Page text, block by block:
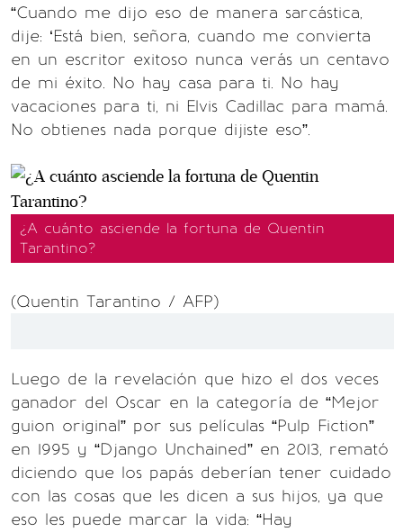
“Cuando me dijo eso de manera sarcástica,
dije: ‘Está bien, señora, cuando me convierta
en un escritor exitoso nunca verás un centavo
de mi éxito. No hay casa para ti. No hay
vacaciones para ti, ni Elvis Cadillac para mamá.
No obtienes nada porque dijiste eso”.
¿A cuánto asciende la fortuna de Quentin
Tarantino?
(Quentin Tarantino / AFP)
Luego de la revelación que hizo el dos veces
ganador del Oscar en la categoría de “Mejor
guion original” por sus películas “Pulp Fiction”
en 1995 y “Django Unchained” en 2013, remató
diciendo que los papás deberían tener cuidado
con las cosas que les dicen a sus hijos, ya que
eso les puede marcar la vida: “Hay